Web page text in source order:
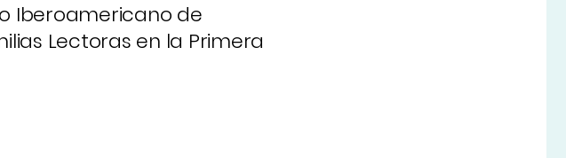
Iberoamericano de
Lectoras en la Primera